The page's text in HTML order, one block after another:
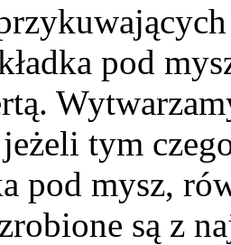
pod
tym
pod mysz,
są z